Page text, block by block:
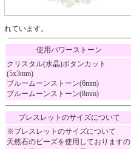
れています。
使用パワーストーン
クリスタル(水晶)ボタンカット
(5x3mm)
ブルームーンストーン(6mm)
ブルームーンストーン(8mm)
ブレスレットのサイズについて
※ブレスレットのサイズについて
天然石のビーズを使用しておりますの